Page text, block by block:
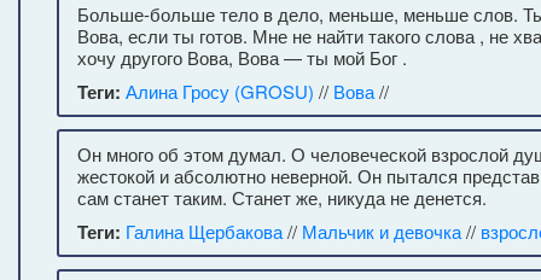
Больше-больше тело в дело, меньше, меньше слов.
Вова, если ты готов. Мне не найти такого слова , не
хочу другого Вова, Вова — ты мой Бог .
Теги: Алина Гросу (GROSU) // Вова//
Он много об этом думал. О человеческой взрослой
жестокой и абсолютно неверной. Он пытался
сам станет таким. Станет же, никуда не денется.
Теги: Галина Щербакова// Мальчик и девочка//